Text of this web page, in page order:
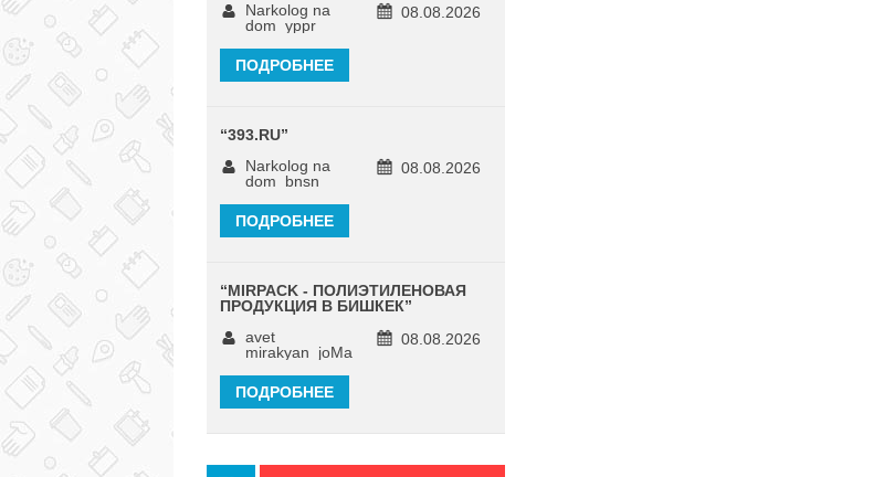
08.08.2026
Narkolog na
dom_yppr
ПОДРОБНЕЕ
“393.RU”
08.08.2026
Narkolog na
dom_bnsn
ПОДРОБНЕЕ
“MIRPACK - ПОЛИЭТИЛЕНОВАЯ
ПРОДУКЦИЯ В БИШКЕК”
08.08.2026
avet
mirakyan_joMa
ПОДРОБНЕЕ